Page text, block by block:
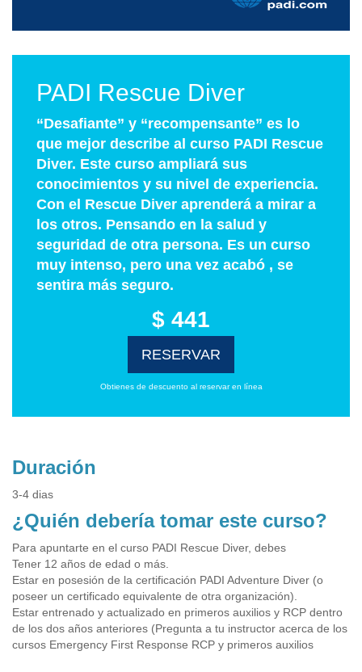
PADI Rescue Diver
“Desafiante” y “recompensante” es lo
que mejor describe al curso PADI Rescue
Diver. Este curso ampliará sus
conocimientos y su nivel de experiencia.
Con el Rescue Diver aprenderá a mirar a
los otros. Pensando en la salud y
seguridad de otra persona. Es un curso
muy intenso, pero una vez acabó , se
sentira más seguro.
$ 441
RESERVAR
Obtienes de descuento al reservar en línea
Duración
3-4 dias
¿Quién debería tomar este curso?
Para apuntarte en el curso PADI Rescue Diver, debes
Tener 12 años de edad o más.
Estar en posesión de la certificación PADI Adventure Diver (o
poseer un certificado equivalente de otra organización).
Estar entrenado y actualizado en primeros auxilios y RCP dentro
de los dos años anteriores (Pregunta a tu instructor acerca de los
cursos Emergency First Response RCP y primeros auxilios